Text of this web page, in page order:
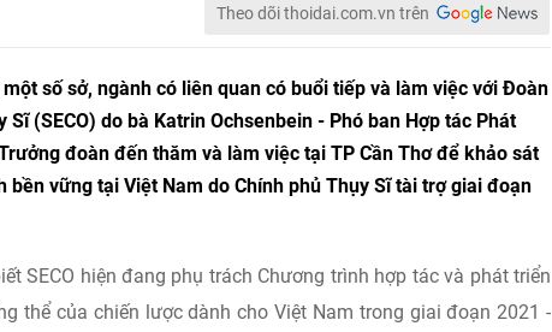
Theo dõi thoidai.com.vn trên
số sở, ngành có liên quan có buổi tiếp và làm việc với Đoàn
(SECO) do bà Katrin Ochsenbein - Phó ban Hợp tác Phát
đoàn đến thăm và làm việc tại TP Cần Thơ để khảo sát
vững tại Việt Nam do Chính phủ Thụy Sĩ tài trợ giai đoạn
SECO hiện đang phụ trách Chương trình hợp tác và phát triển
thể của chiến lược dành cho Việt Nam trong giai đoạn 2021 -